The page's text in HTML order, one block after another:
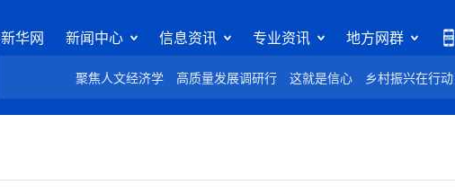
新华网 新闻中心 信息资讯 专业资讯 地方网群
聚焦人文经济学 高质量发展调研行 这就是信心 乡村振兴在行动